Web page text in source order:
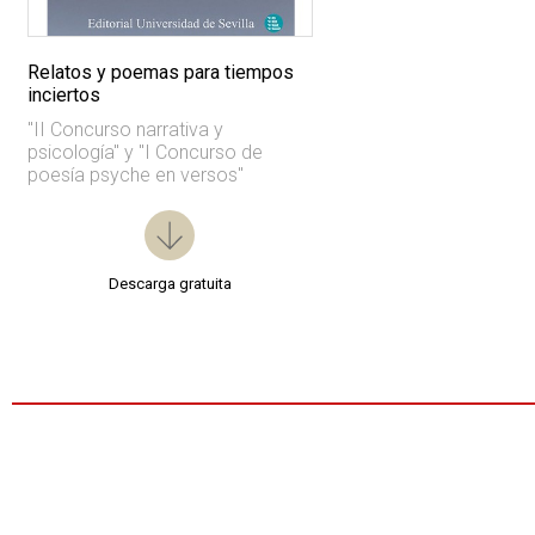
Relatos y poemas para tiempos
inciertos
"II Concurso narrativa y
psicología" y "I Concurso de
poesía psyche en versos"
Descarga gratuita